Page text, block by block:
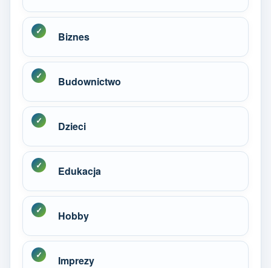
Biznes
Budownictwo
Dzieci
Edukacja
Hobby
Imprezy